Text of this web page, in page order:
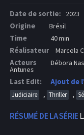
Date de sortie: 2023
Origine Brésil
Time 40 min
Réalisateur Marcela
Acteurs Débora
Antunes
Last Edit: Ajout de
Judiciaire , Thriller ,
RÉSUMÉ DE LA SÉRIE